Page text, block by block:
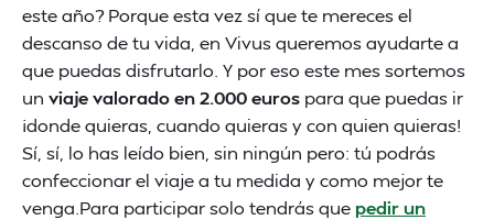
este año? Porque esta vez sí que te mereces el
descanso de tu vida, en Vivus queremos ayudarte a
que puedas disfrutarlo. Y por eso este mes sortemos
un viaje valorado en 2.000 euros para que puedas ir
¡donde quieras, cuando quieras y con quien quieras!
Sí, sí, lo has leído bien, sin ningún pero: tú podrás
confeccionar el viaje a tu medida y como mejor te
venga.Para participar solo tendrás que pedir un